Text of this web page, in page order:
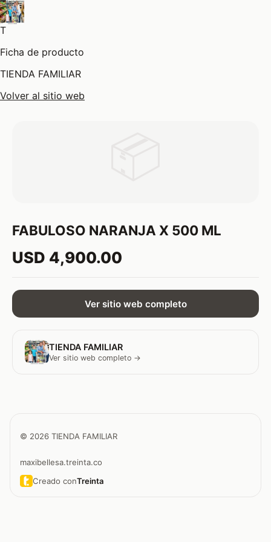
T
Ficha de producto
TIENDA FAMILIAR
Volver al sitio web
FABULOSO NARANJA X 500 ML
USD 4,900.00
Ver sitio web completo
TIENDA FAMILIAR
Ver sitio web completo →
© 2026 TIENDA FAMILIAR
maxibellesa.treinta.co
Creado conTreinta